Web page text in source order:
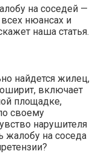
на соседей —
нюансах и
наша статья.
найдется жилец,
включает
площадке,
своему
нарушителя
жалобу на соседа